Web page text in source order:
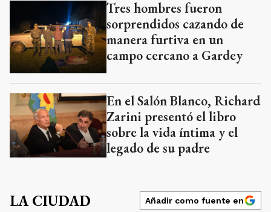
Tres hombres fueron
sorprendidos cazando de
manera furtiva en un
campo cercano a Gardey
En el Salón Blanco, Richard
Zarini presentó el libro
sobre la vida íntima y el
legado de su padre
LA CIUDAD Añadir como fuente en